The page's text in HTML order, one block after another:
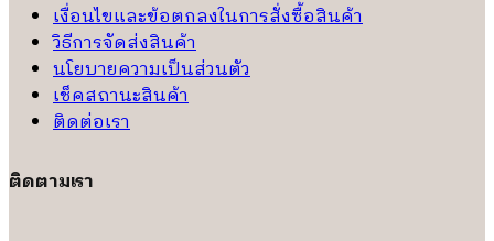
เงื่อนไขและข้อตกลงในการสั่งซื้อสินค้า
วิธีการจัดส่งสินค้า
นโยบายความเป็นส่วนตัว
เช็คสถานะสินค้า
ติดต่อเรา
ติดตามเรา